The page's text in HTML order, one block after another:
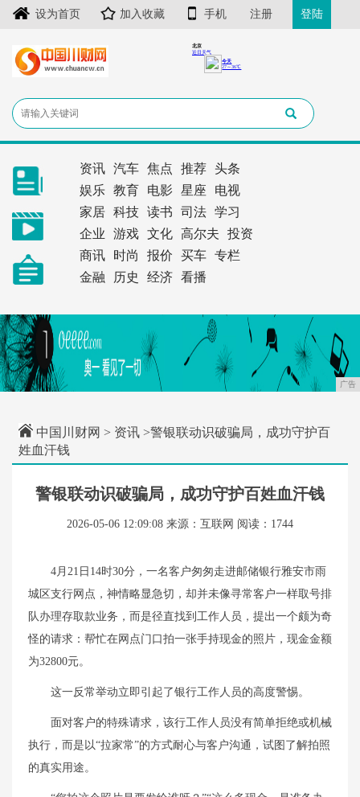
设为首页 加入收藏 手机 注册 登陆
资讯 汽车 焦点 推荐
头条
娱乐
教育 电影 星座
电视
家居
科技 读书 司法
学习
企业
游戏 文化 高尔夫
投资
商讯
时尚 报价 买车
专栏
金融
历史 经济 看播
广告
中国川财网 > 资讯 >警银联动识破骗局，成功守护百
姓血汗钱
警银联动识破骗局，成功守护百姓血汗钱
2026-05-06 12:09:08 来源：互联网 阅读：1744
4月21日14时30分，一名客户匆匆走进邮储银行雅安市雨
城区支行网点，神情略显急切，却并未像寻常客户一样取号排
队办理存取款业务，而是径直找到工作人员，提出一个颇为奇
怪的请求：帮忙在网点门口拍一张手持现金的照片，现金金额
为32800元。
这一反常举动立即引起了银行工作人员的高度警惕。
面对客户的特殊请求，该行工作人员没有简单拒绝或机械
执行，而是以“拉家常”的方式耐心与客户沟通，试图了解拍照
的真实用途。